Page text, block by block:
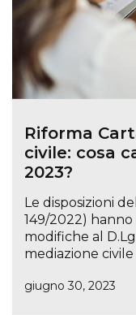
Riforma
civile: cosa
2023?
Le disposizioni
149/2022)
modifiche al
mediazione
giugno 30, 2023